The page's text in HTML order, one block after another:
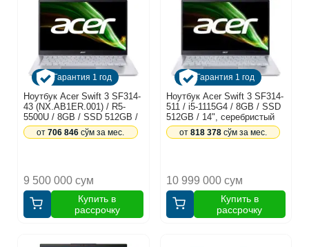
Гарантия 1 год
Ноутбук Acer Swift 3 SF314-
43 (NX.AB1ER.001) / R5-
5500U / 8GB / SSD 512GB /
14", серебристый
9 500 000 сум
от706 846 сўм за мес.
Купить в
рассрочку
Гарантия 1 год
Ноутбук Acer Swift 3 SF314-
511 / i5-1115G4 / 8GB / SSD
512GB / 14", серебристый
10 999 000 сум
от 818 378сўм за мес.
Купить в
рассрочку